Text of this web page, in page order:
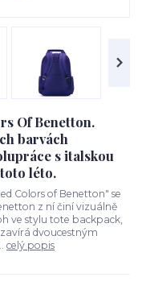
Of Benetton.
barvách
s italskou
léto.
Colors of Benetton" se
z ní činí vizuálně
ve stylu tote backpack,
dvoucestným
celý popis